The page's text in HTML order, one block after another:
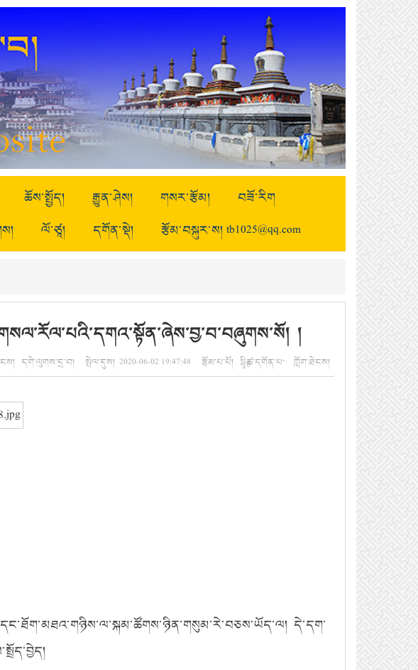
ཆོས་སྤྱོད། རྒྱུན་ཤེས། གསར་རྩོམ།
བཟོ་རིག
ལོ་ཙཱ། དགོན་སྡེ། རྩོམ་བསྐུར་ས། tb1025@qq.com
།
དགེ་ལུགས་དྲ་བ། སྤེལ་དུས། 2020-06-02 19:47:48 རྩོམ་པ་པོ། དྷཱིཿཚ་དགོན་པ‘ ཀློག་ཐེངས།
དེ་དག་